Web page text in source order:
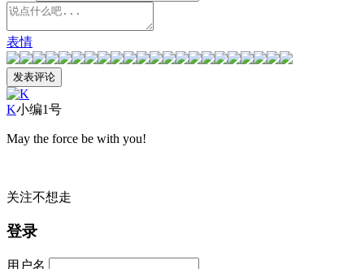
表情
K小编1号
May the force be with you!
关注不想走
登录
用户名